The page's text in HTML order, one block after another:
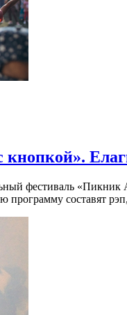
фестиваль «Пикник
составят